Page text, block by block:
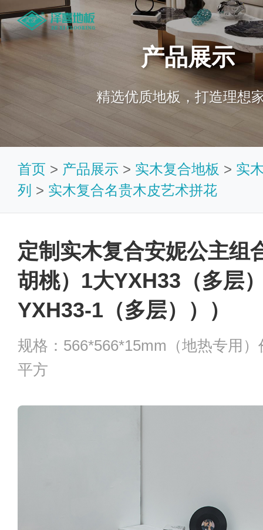
产品展示
精选优质地板，打造理想
首页 > 产品展示 > 实木复合地板 > 实
列 > 实木复合名贵木皮艺术拼花
定制实木复合安妮公主组
胡桃）1大YXH33（多层
YXH33-1（多层）））
规格：566*566*15mm（地热专用
平方